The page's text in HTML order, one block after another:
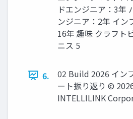
ドエンジニア：3年
ンジニア：2年 イン
16年 趣味 クラフト
ニス 5
6.
02 Build 2026 イン
ート振り返り ©
INTELLILINK